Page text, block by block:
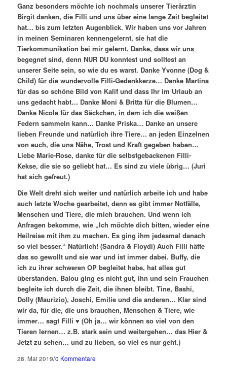
Ganz besonders möchte ich nochmals unserer Tierärztin
Birgit danken, die Filli und uns über eine lange Zeit begleitet
hat… bis zum letzten Augenblick. Wir haben uns vor Jahren
in meinen Seminaren kennengelernt, sie hat die
Tierkommunikation bei mir gelernt. Danke, dass wir uns
begegnet sind, denn NUR DU konntest und solltest an
unserer Seite sein, so wie du es warst. Danke Yvonne (Dog &
Child) für die wundervolle Filli-Gedenkkerze… Danke Martina
für das so schöne Bild von Kalif und dass Ihr im Urlaub an
uns gedacht habt… Danke Moni & Britta für die Blumen…
Danke Nicole für das Säckchen, in dem ich die weißen
Federn sammeln kann… Danke Priska… Danke an unsere
lieben Freunde und natürlich ihre Tiere… an jeden Einzelnen
von euch, die uns Nähe, Trost und Kraft gegeben haben…
Liebe Marie-Rose, danke für die selbstgebackenen Filli-
Kekse, die sie so geliebt hat… Es sind zu viele übrig… (Juri
hat sich gefreut.)
Die Welt dreht sich weiter und natürlich arbeite ich und habe
auch letzte Woche gearbeitet, denn es gibt immer Notfälle,
Menschen und Tiere, die mich brauchen. Und wenn ich
Anfragen bekomme, wie „Ich möchte dich bitten, wieder eine
Heilreise mit ihm zu machen. Es ging ihm jedesmal danach
so viel besser.“ Natürlich! (Sandra & Floydi) Auch Filli hätte
das so gewollt und sie war und ist immer dabei. Buffy, die
ich zu ihrer schweren OP begleitet habe, hat alles gut
überstanden. Balou ging es nicht gut, ihn und sein Frauchen
begleite ich durch die Zeit, die ihnen bleibt. Tine, Bashi,
Dolly (Maurizio), Joschi, Emilie und die anderen… Klar sind
wir da, für die, die uns brauchen, Menschen & Tiere, wie
immer… sagt Filli ♥ (Oh ja… wir können so viel von den
Tieren lernen… z.B. stark sein und weitergehen… das Hier &
Jetzt zu sehen… und zu lieben, so viel es nur geht.)
28. Mai 2019/0 Kommentare